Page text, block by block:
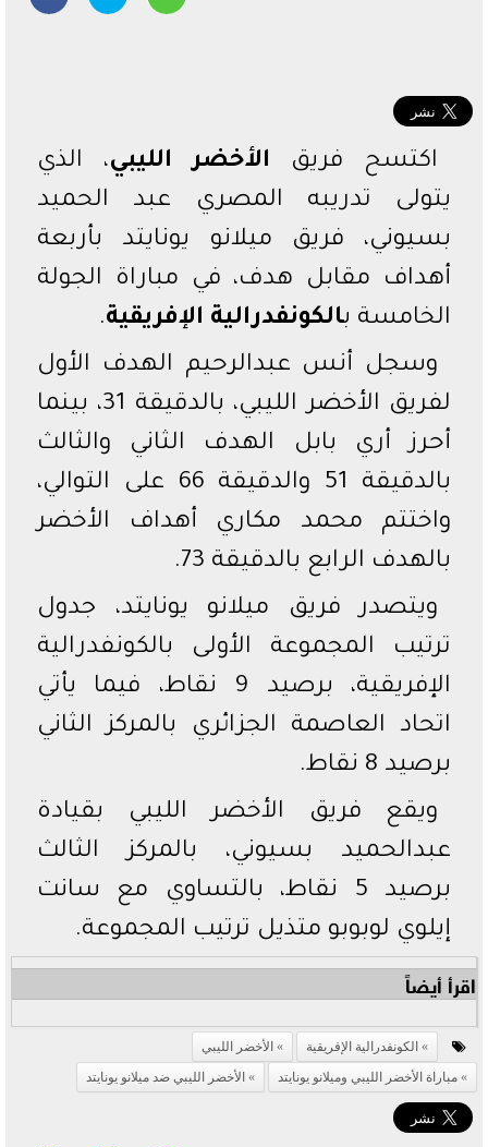
اكتسح فريق الأخضر الليبي، الذي
يتولى تدريبه المصري عبد الحميد
بسيوني، فريق ميلانو يونايتد بأربعة
أهداف مقابل هدف، في مباراة الجولة
الخامسة بالكونفدرالية الإفريقية.
وسجل أنس عبدالرحيم الهدف الأول
لفريق الأخضر الليبي، بالدقيقة 31، بينما
أحرز أري بابل الهدف الثاني والثالث
بالدقيقة 51 والدقيقة 66 على التوالي،
واختتم محمد مكاري أهداف الأخضر
بالهدف الرابع بالدقيقة 73.
ويتصدر فريق ميلانو يونايتد، جدول
ترتيب المجموعة الأولى بالكونفدرالية
الإفريقية، برصيد 9 نقاط، فيما يأتي
اتحاد العاصمة الجزائري بالمركز الثاني
برصيد 8 نقاط.
ويقع فريق الأخضر الليبي بقيادة
عبدالحميد بسيوني، بالمركز الثالث
برصيد 5 نقاط، بالتساوي مع سانت
إيلوي لوبوبو متذيل ترتيب المجموعة.
اقرأ أيضاً
الكونفدرالية الإفريقية
الأخضر الليبي
مباراة الأخضر الليبي وميلانو يونايتد
الأخضر الليبي ضد ميلانو يونايتد